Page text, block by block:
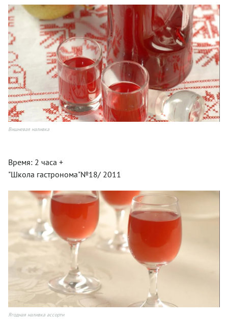
Вишневая наливка
Время: 2 часа +
"Школа гастронома"№18/ 2011
Ягодная наливка ассорти